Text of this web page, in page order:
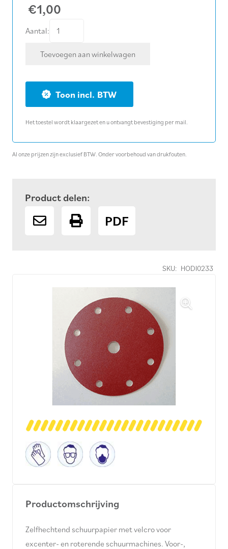
SKU: HODI0233
Productomschrijving
Zelfhechtend schuurpapier met velcro voor
excenter- en roterende schuurmachines. Voor-,
€1,00
Aantal:
Schuurpapier
150
K
80
Toevoegen aan winkelwagen
BTW
Het toestel wordt klaargezet en u ontvangt bevestiging per mail.
Al onze prijzen zijn exclusief BTW. Onder voorbehoud van drukfouten.
Product delen:
PDF